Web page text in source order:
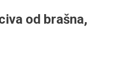
od brašna,